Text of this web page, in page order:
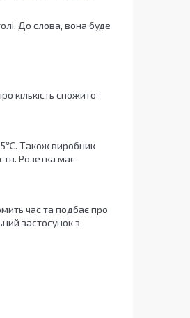
До слова, вона буде
кількість спожитої
Також виробник
Розетка має
час та подбає про
застосунок з